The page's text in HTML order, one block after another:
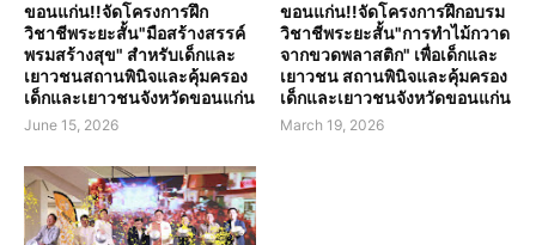
ขอนแก่น!!จัดโครงการฝึก
วิชาชีพระยะสั้น"มือสร้างสรรค์
พรมสร้างสุข" สำหรับเด็กและ
เยาวชนสถานพินิจและคุ้มครอง
เด็กและเยาวชนจังหวัดขอนแก่น
June 15, 2026
ขอนแก่น!!จัดโครงการฝึกอบรม
วิชาชีพระยะสั้น"การทำไม้กวาด
จากขวดพลาสติก" เพื่อเด็กและ
เยาวชน สถานพินิจและคุ้มครอง
เด็กและเยาวชนจังหวัดขอนแก่น
March 19, 2026